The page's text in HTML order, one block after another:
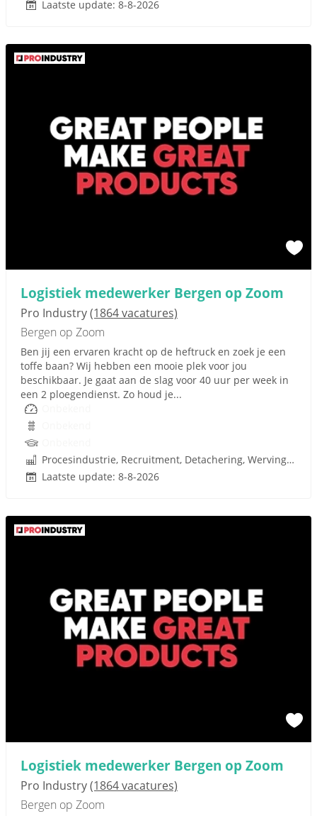
Laatste update: 8-8-2026
Logistiek medewerker Bergen op Zoom
Pro Industry(1864 vacatures)
Bergen op Zoom
Ben jij een ervaren kracht op de heftruck en zoek je een
toffe baan? Wij hebben een mooie plek voor jou
beschikbaar. Je gaat aan de slag voor 40 uur per week in
een 2 ploegendienst. Zo houd je...
Procesindustrie, Recruitment, Detachering, Werving en Selectie
Laatste update: 8-8-2026
Logistiek medewerker Bergen op Zoom
Pro Industry(1864 vacatures)
Bergen op Zoom